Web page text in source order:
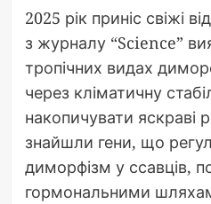
2025 рік приніс свіжі
з журналу “Science”
тропічних видах
через кліматичну
накопичувати яскраві
знайшли гени, що
диморфізм у ссавців,
гормональними